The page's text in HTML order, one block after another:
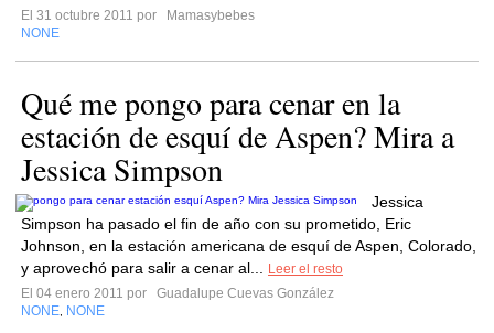
El 31 octubre 2011 por
Mamasybebes
NONE
Qué me pongo para cenar en la
estación de esquí de Aspen? Mira a
Jessica Simpson
Jessica
Simpson ha pasado el fin de año con su prometido, Eric
Johnson, en la estación americana de esquí de Aspen, Colorado,
y aprovechó para salir a cenar al...
Leer el resto
El 04 enero 2011 por
Guadalupe Cuevas González
NONE NONE